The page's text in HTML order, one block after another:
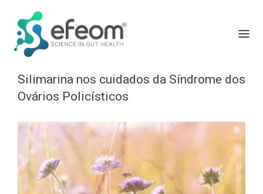
Silimarina nos cuidados da Síndrome dos
Ovários Policísticos